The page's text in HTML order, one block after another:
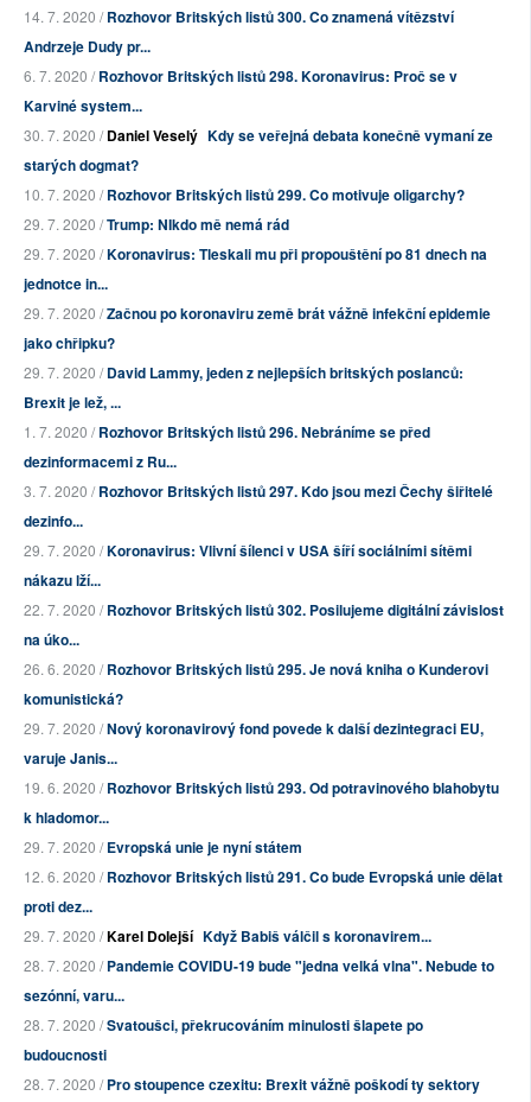
14. 7. 2020 /Rozhovor Britských listů 300. Co znamená vítězství
Andrzeje Dudy pr...
6. 7. 2020 /Rozhovor Britských listů 298. Koronavirus: Proč se v
Karviné system...
30. 7. 2020 /Daniel Veselý Kdy se veřejná debata konečně vymaní ze
starých dogmat?
10. 7. 2020 /Rozhovor Britských listů 299. Co motivuje oligarchy?
29. 7. 2020 /Trump: NIkdo mě nemá rád
29. 7. 2020 /Koronavirus: Tleskali mu při propouštění po 81 dnech na
jednotce in...
29. 7. 2020 /Začnou po koronaviru země brát vážně infekční epidemie
jako chřipku?
29. 7. 2020 /David Lammy, jeden z nejlepších britských poslanců:
Brexit je lež, ...
1. 7. 2020 /Rozhovor Britských listů 296. Nebráníme se před
dezinformacemi z Ru...
3. 7. 2020 /Rozhovor Britských listů 297. Kdo jsou mezi Čechy šiřitelé
dezinfo...
29. 7. 2020 /Koronavirus: Vlivní šílenci v USA šíří sociálními sítěmi
nákazu lží...
22. 7. 2020 /Rozhovor Britských listů 302. Posilujeme digitální závislost
na úko...
26. 6. 2020 /Rozhovor Britských listů 295. Je nová kniha o Kunderovi
komunistická?
29. 7. 2020 /Nový koronavirový fond povede k další dezintegraci EU,
varuje Janis...
19. 6. 2020 /Rozhovor Britských listů 293. Od potravinového blahobytu
k hladomor...
29. 7. 2020 /Evropská unie je nyní státem
12. 6. 2020 /Rozhovor Britských listů 291. Co bude Evropská unie dělat
proti dez...
29. 7. 2020 /Karel Dolejší Když Babiš válčil s koronavirem...
28. 7. 2020 /Pandemie COVIDU-19 bude "jedna velká vlna". Nebude to
sezónní, varu...
28. 7. 2020 /Svatoušci, překrucováním minulosti šlapete po
budoucnosti
28. 7. 2020 /Pro stoupence czexitu: Brexit vážně poškodí ty sektory